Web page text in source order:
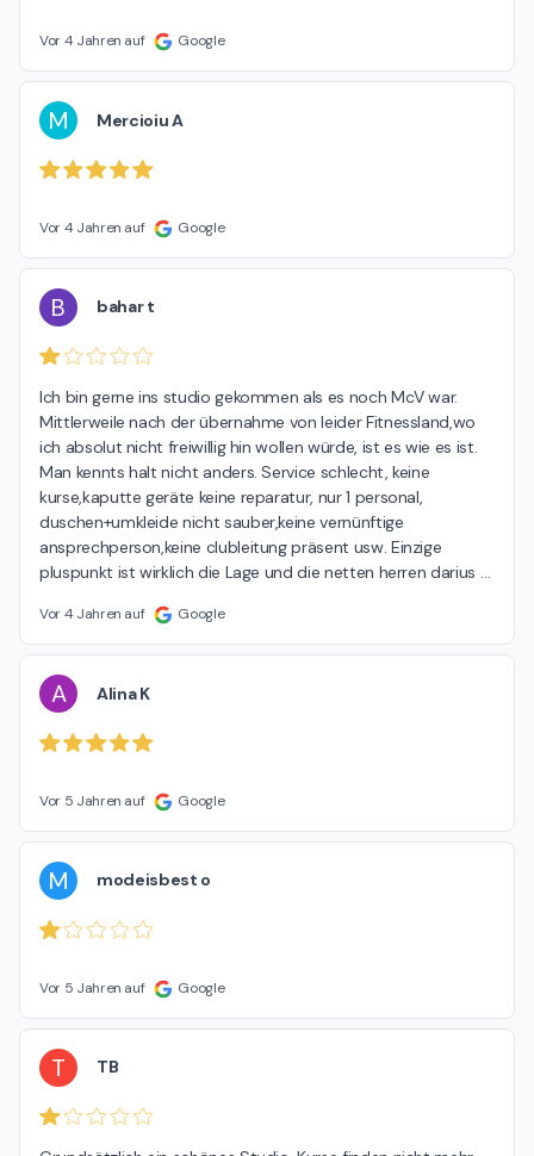
Vor 4 Jahren auf Google
M Mercioiu A
Vor 4 Jahren auf Google
B bahar t
Ich bin gerne ins studio gekommen als es noch McV war.
Mittlerweile nach der übernahme von leider Fitnessland,wo
ich absolut nicht freiwillig hin wollen würde, ist es wie es ist.
Man kennts halt nicht anders. Service schlecht, keine
kurse,kaputte geräte keine reparatur, nur 1 personal,
duschen+umkleide nicht sauber,keine vernünftige
ansprechperson,keine clubleitung präsent usw. Einzige
pluspunkt ist wirklich die Lage und die netten herren darius …
Vor 4 Jahren auf Google
A Alina K
Vor 5 Jahren auf Google
M modeisbest o
Vor 5 Jahren auf Google
T TB